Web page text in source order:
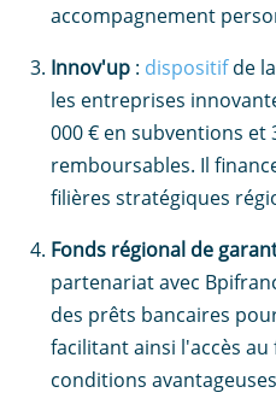
accompagnement
Innov'up : dispositifde
les entreprises
000 € en subventions et
remboursables. Il
filières stratégiques
Fonds régional de
partenariat avec
des prêts bancaires
facilitant ainsi l'accès
conditions